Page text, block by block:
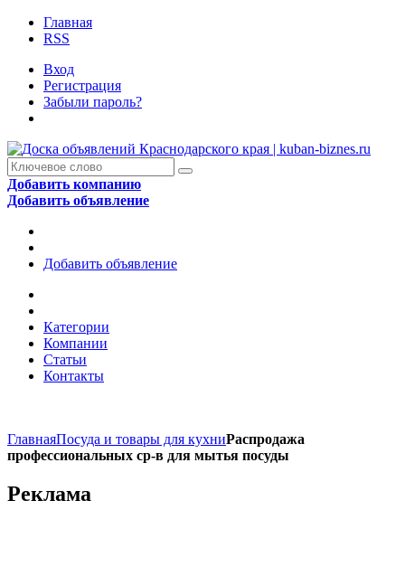
Главная
RSS
Вход
Регистрация
Забыли пароль?
Добавить компанию
Добавить объявление
Добавить объявление
Категории
Компании
Статьи
Контакты
ГлавнаяПосуда и товары для кухниРаспродажа
профессиональных ср-в для мытья посуды
Реклама